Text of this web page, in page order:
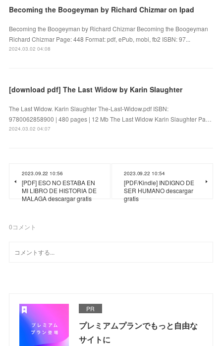
Becoming the Boogeyman by Richard Chizmar on Ipad
Becoming the Boogeyman by Richard Chizmar Becoming the Boogeyman
Richard Chizmar Page: 448 Format: pdf, ePub, mobi, fb2 ISBN: 97...
2024.03.02 04:08
[download pdf] The Last Widow by Karin Slaughter
The Last Widow. Karin Slaughter The-Last-Widow.pdf ISBN:
9780062858900 | 480 pages | 12 Mb The Last Widow Karin Slaughter Pa…
2024.03.02 04:07
2023.09.22 10:56
[PDF] ESO NO ESTABA EN
MI LIBRO DE HISTORIA DE
MALAGA descargar gratis
2023.09.22 10:54
[PDF/Kindle] INDIGNO DE
SER HUMANO descargar
gratis
0コメント
PR
プレミアムプランでもっと自由な
サイトに